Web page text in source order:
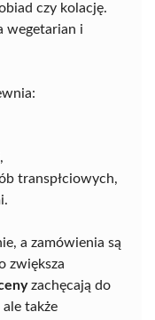
czy kolację.
wegetarian i
transpłciowych,
a zamówienia są
zwiększa
zachęcają do
także